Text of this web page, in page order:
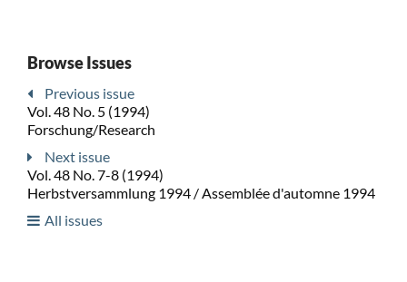
Browse Issues
Previous issue
Vol. 48 No. 5 (1994)
Forschung/Research
Next issue
Vol. 48 No. 7-8 (1994)
Herbstversammlung 1994 / Assemblée d'automne 1994
All issues